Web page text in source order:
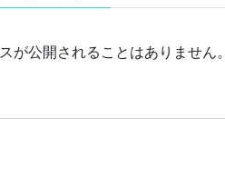
が公開されることはありません。